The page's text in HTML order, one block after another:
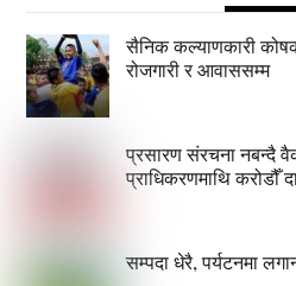
सैनिक कल्याणकारी
रोजगारी र आवाससम्म
प्रसारण संरचना नबन्दै
प्राधिकरणमाथि करोडौँ
सम्पदा धेरै, पर्यटनमा